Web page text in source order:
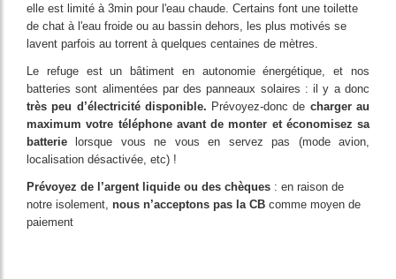
elle est limité à 3min pour l'eau chaude. Certains font une toilette
de chat à l'eau froide ou au bassin dehors, les plus motivés se
lavent parfois au torrent à quelques centaines de mètres.
Le refuge est un bâtiment en autonomie énergétique, et nos
batteries sont alimentées par des panneaux solaires : il y a donc
très peu d’électricité disponible. Prévoyez-donc de charger au
maximum votre téléphone avant de monter et économisez sa
batterie lorsque vous ne vous en servez pas (mode avion,
localisation désactivée, etc) !
Prévoyez de l’argent liquide ou des chèques : en raison de
notre isolement, nous n’acceptons pas la CB comme moyen de
paiement